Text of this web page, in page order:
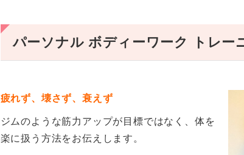
パーソナル ボディーワーク トレー
疲れず、壊さず、衰えず
ジムのような筋力アップが目標ではなく、体を
楽に扱う方法をお伝えします。